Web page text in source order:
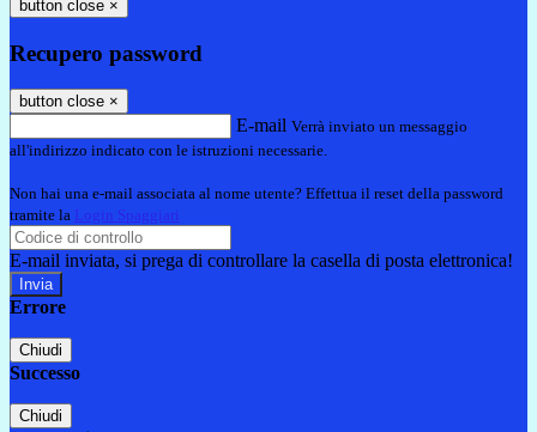
button close ×
Recupero password
button close ×
E-mail Verrà inviato un messaggio
all'indirizzo indicato con le istruzioni necessarie.
Non hai una e-mail associata al nome utente? Effettua il reset della password
tramite la Login Spaggiari
E-mail inviata, si prega di controllare la casella di posta elettronica!
Errore
Chiudi
Successo
Chiudi